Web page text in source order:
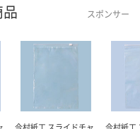
スポンサー
今村紙工 スライドチャ
今村紙工